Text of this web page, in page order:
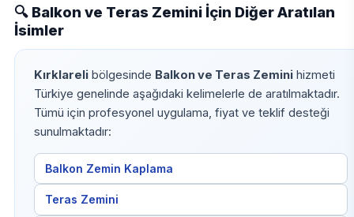
🔍 Balkon ve Teras Zemini İçin Diğer Aratılan
İsimler
Kırklarelibölgesinde Balkon ve Teras Zeminihizmeti
Türkiye genelinde aşağıdaki kelimelerle de aratılmaktadır.
Tümü için profesyonel uygulama, fiyat ve teklif desteği
sunulmaktadır:
Balkon Zemin Kaplama
Teras Zemini